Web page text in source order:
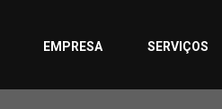
EMPRESA SERVIÇOS